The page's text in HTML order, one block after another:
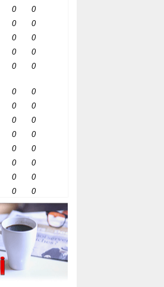
0
0
0
0
0
0
0
0
0 0
0
0
0
0
0
0
0
0
0
0
0
0
0
0
0 0